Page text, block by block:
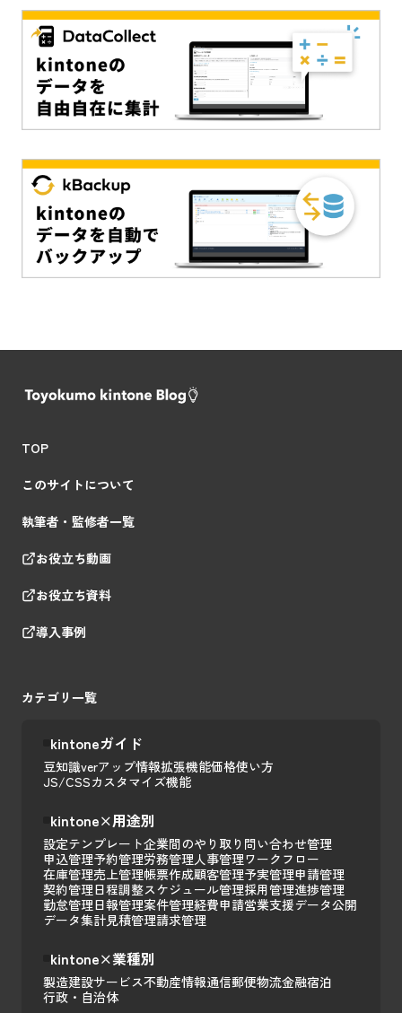
TOP
このサイトについて
執筆者・監修者一覧
お役立ち動画
お役立ち資料
導入事例
カテゴリ一覧
kintoneガイド
豆知識verアップ情報拡張機能価格使い方
JS/CSSカスタマイズ機能
kintone×用途別
設定テンプレート企業間のやり取り 問い合わせ管理
申込管理予約管理労務管理人事管理ワークフロー
在庫管理売上管理帳票作成顧客管理予実管理申請管理
契約管理日程調整スケジュール管理採用管理進捗管理
勤怠管理日報管理案件管理経費申請営業支援データ公開
データ集計見積管理請求管理
kintone×業種別
製造建設サービス不動産情報通信郵便物流金融宿泊
行政・自治体